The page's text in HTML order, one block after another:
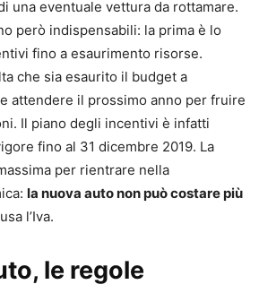
una eventuale vettura da rottamare.
però indispensabili: la prima è lo
fino a esaurimento risorse.
che sia esaurito il budget a
attendere il prossimo anno per fruire
Il piano degli incentivi è infatti
fino al 31 dicembre 2019. La
per rientrare nella
la nuova auto non può costare più
l’Iva.
le regole